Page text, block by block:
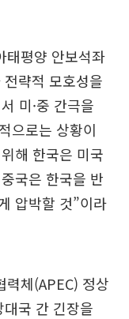
태평양 안보석좌
략적 모호성을
미·중 간극을
으로는 상황이
해 한국은 미국
국은 한국을 반
압박할 것”이라
력체(APEC) 정상
국 간 긴장을